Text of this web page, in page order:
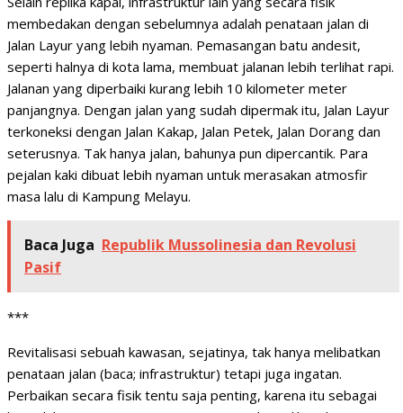
membedakan dengan sebelumnya adalah penataan jalan di
Jalan Layur yang lebih nyaman. Pemasangan batu andesit,
seperti halnya di kota lama, membuat jalanan lebih terlihat rapi.
Jalanan yang diperbaiki kurang lebih 10 kilometer meter
panjangnya. Dengan jalan yang sudah dipermak itu, Jalan Layur
terkoneksi dengan Jalan Kakap, Jalan Petek, Jalan Dorang dan
seterusnya. Tak hanya jalan, bahunya pun dipercantik. Para
pejalan kaki dibuat lebih nyaman untuk merasakan atmosfir
masa lalu di Kampung Melayu.
Baca Juga Republik Mussolinesia dan Revolusi
Pasif
***
Revitalisasi sebuah kawasan, sejatinya, tak hanya melibatkan
penataan jalan (baca; infrastruktur) tetapi juga ingatan.
Perbaikan secara fisik tentu saja penting, karena itu sebagai